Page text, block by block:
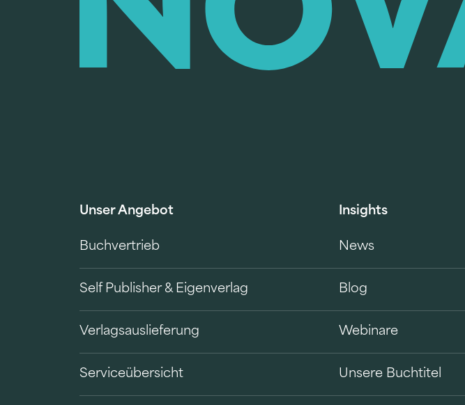
Unser Angebot
Buchvertrieb
Self Publisher & Eigenverlag
Verlagsauslieferung
Serviceübersicht
Insights
News
Blog
Webinare
Unsere Buchtitel